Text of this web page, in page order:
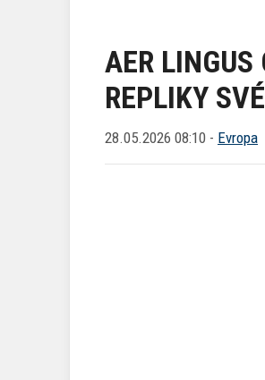
AER
REPLIKY
28.05.2026 08:10 - Evropa